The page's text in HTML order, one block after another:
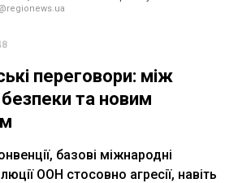
переговори: між
безпеки та новим
базові міжнародні
ООН стосовно агресії, навіть